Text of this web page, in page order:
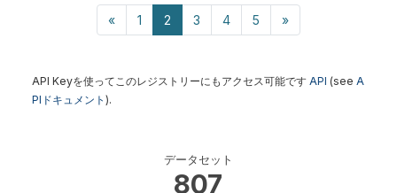
データセット
807
« 1 2 3 4 5 »
API Keyを使ってこのレジストリーにもアクセス可能です API (see A
PIドキュメント ).